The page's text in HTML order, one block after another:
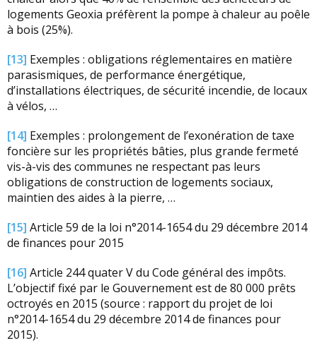
logements Geoxia préfèrent la pompe à chaleur au poêle
à bois (25%).
[13] Exemples : obligations réglementaires en matière
parasismiques, de performance énergétique,
d’installations électriques, de sécurité incendie, de locaux
à vélos, …
[14] Exemples : prolongement de l’exonération de taxe
foncière sur les propriétés bâties, plus grande fermeté
vis-à-vis des communes ne respectant pas leurs
obligations de construction de logements sociaux,
maintien des aides à la pierre, …
[15] Article 59 de la loi n°2014-1654 du 29 décembre 2014
de finances pour 2015
[16] Article 244 quater V du Code général des impôts.
L’objectif fixé par le Gouvernement est de 80 000 prêts
octroyés en 2015 (source : rapport du projet de loi
n°2014-1654 du 29 décembre 2014 de finances pour
2015).